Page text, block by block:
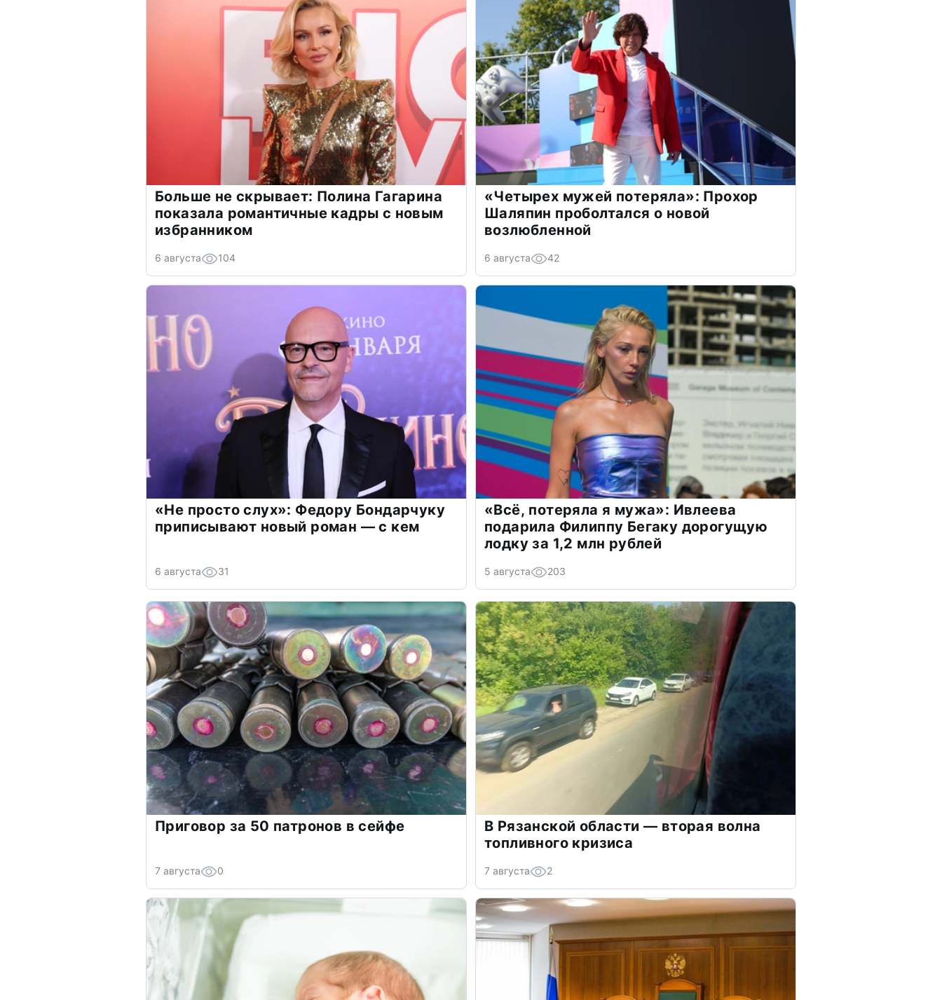
Больше не скрывает: Полина Гагарина
показала романтичные кадры с новым
избранником
6 августа 104
«Четырех мужей потеряла»: Прохор
Шаляпин проболтался о новой
возлюбленной
6 августа 42
«Не просто слух»: Федору Бондарчуку
приписывают новый роман — с кем
6 августа 31
«Всё, потеряла я мужа»: Ивлеева
подарила Филиппу Бегаку дорогущую
лодку за 1,2 млн рублей
5 августа 203
Приговор за 50 патронов в сейфе
7 августа 0
В Рязанской области — вторая волна
топливного кризиса
7 августа 2